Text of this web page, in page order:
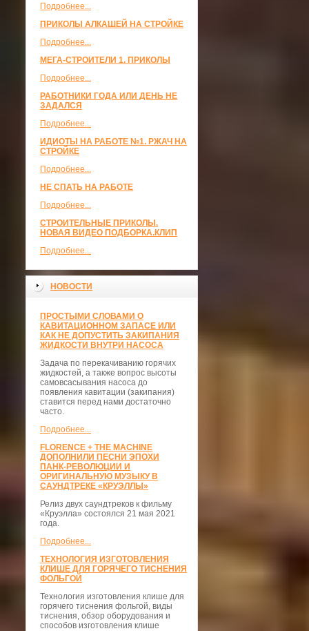
Подробнее...
ПРИКОЛЫ АЛКАШЕЙ НА СТРОЙКЕ
Подробнее...
МЕГА-СТРОИТЕЛИ 1. ПРИКОЛЫ
Подробнее...
РАБОТНИКИ ГОДА ИЛИ ДЕНЬ НЕ
ЗАДАЛСЯ
Подробнее...
ИДИОТЫ НА РАБОТЕ №1. РЖАЧ НА
СТРОЙКЕ
Подробнее...
НЕ СПАТЬ НА РАБОТЕ
Подробнее...
СТРОИТЕЛЬНЫЕ ПРИКОЛЫ.
НОВАЯ ВИДЕО ПОДБОРКА.КЛИП
Подробнее...
НОВОСТИ
ПРОСТЫМИ СЛОВАМИ О
КАВИТАЦИОННОМ ЗАПАСЕ ИЛИ
КАК НЕ ДОПУСТИТЬ ЗАКИПАНИЯ
ЖИДКОСТИ ВНУТРИ НАСОСА
Задача по перекачиванию горячих
жидкостей, а также вопрос высоты
самовсасывания насоса до
появления кавитации (закипания)
ставится перед нами достаточно
часто.
Подробнее...
FLORENCE + THE MACHINE
ДОПОЛНИЛИ ПЕСНИ ЭПОХИ
ПАНК-РЕВОЛЮЦИИ И
ОРИГИНАЛЬНУЮ МУЗЫКУ В
САУНДТРЕКЕ «КРУЭЛЛЫ»
Релиз двух саундтреков к фильму
«Круэлла» состоялся 21 мая 2021
года.
Подробнее...
ТЕХНОЛОГИЯ ИЗГОТОВЛЕНИЯ
КЛИШЕ ДЛЯ ГОРЯЧЕГО ТИСНЕНИЯ
ФОЛЬГОЙ
Технология изготовления клише для
горячего тиснения фольгой, виды
тиснения, обзор оборудования и
способов изготовления клише